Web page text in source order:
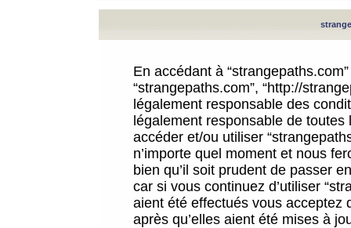
En accédant à
“strangepaths.com”, “http://
légalement responsable des
légalement responsable de
accéder et/ou utiliser
n’importe quel moment et nous
bien qu’il soit prudent de passer
car si vous continuez d’utiliser
aient été effectués vous acceptez
après qu’elles aient été mises à